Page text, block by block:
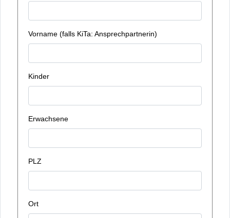
Vorname (falls KiTa: Ansprechpartnerin)
Kinder
Erwachsene
PLZ
Ort